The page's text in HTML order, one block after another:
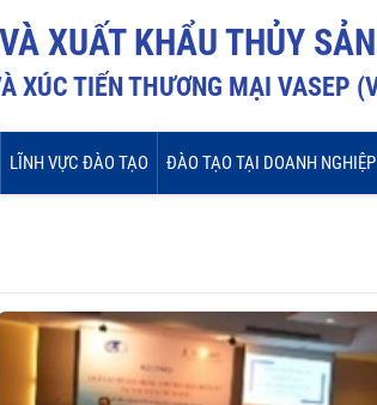
XUẤT KHẨU THỦY
XÚC TIẾN THƯƠNG MẠI VASEP
LĨNH VỰC ĐÀO TẠO ĐÀO TẠO TẠI DOANH NGHIỆP